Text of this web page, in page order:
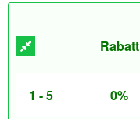
Rabatt
1 - 5 0%